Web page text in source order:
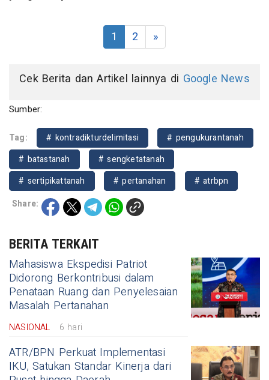
1 2 »
Cek Berita dan Artikel lainnya di Google News
Sumber:
Tag: # kontradikturdelimitasi
# pengukurantanah
# batastanah
# sengketatanah
# sertipikattanah
# pertanahan
# atrbpn
Share:
BERITA TERKAIT
Mahasiswa Ekspedisi Patriot
Didorong Berkontribusi dalam
Penataan Ruang dan Penyelesaian
Masalah Pertanahan
NASIONAL 6 hari
ATR/BPN Perkuat Implementasi
IKU, Satukan Standar Kinerja dari